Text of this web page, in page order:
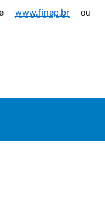
www.finep.brou